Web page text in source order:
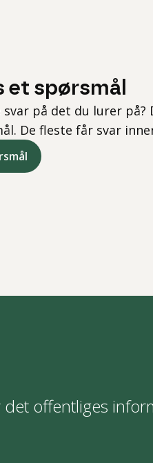
et spørsmål
svar på det du lurer på?
De fleste får svar
offentliges